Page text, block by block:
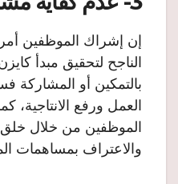
إن إشراك الموظفين أمر
الناجح لتحقيق مبدأ
بالتمكين أو المشاركة
العمل ورفع الانتاجية،
الموظفين من خلال خلق
والاعتراف بمساهمات